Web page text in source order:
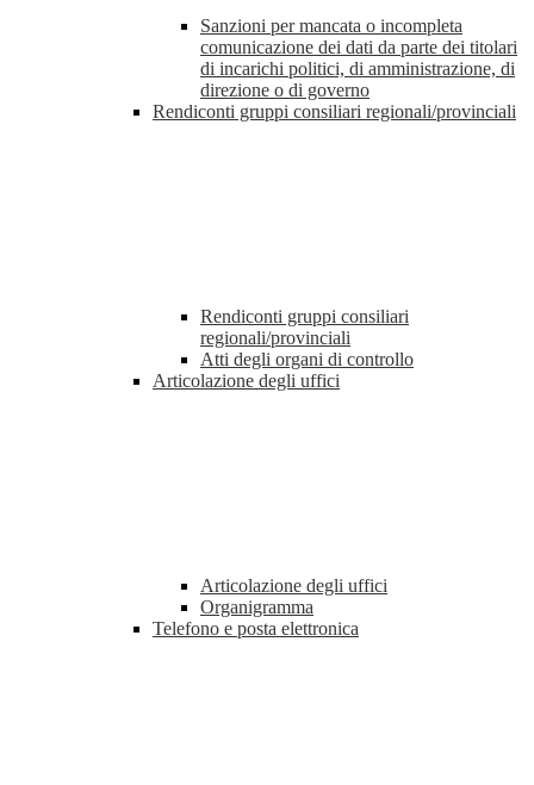
Sanzioni per mancata o incompleta
comunicazione dei dati da parte dei titolari
di incarichi politici, di amministrazione, di
direzione o di governo
Rendiconti gruppi consiliari regionali/provinciali
Rendiconti gruppi consiliari
regionali/provinciali
Atti degli organi di controllo
Articolazione degli uffici
Articolazione degli uffici
Organigramma
Telefono e posta elettronica